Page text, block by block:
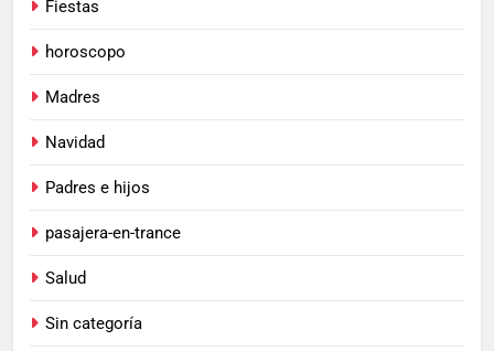
Fiestas
horoscopo
Madres
Navidad
Padres e hijos
pasajera-en-trance
Salud
Sin categoría